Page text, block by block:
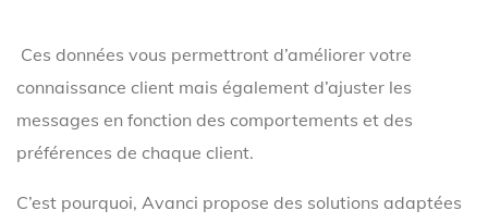
Ces données vous permettront d’améliorer votre
connaissance client mais également d’ajuster les
messages en fonction des comportements et des
préférences de chaque client.
C’est pourquoi, Avanci propose des solutions adaptées